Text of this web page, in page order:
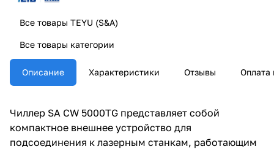
Все товары TEYU (S&A)
Все товары категории
Описание Характеристики Отзывы Оплата
Чиллер SA CW 5000TG представляет собой
компактное внешнее устройство для
подсоединения к лазерным станкам, работающим